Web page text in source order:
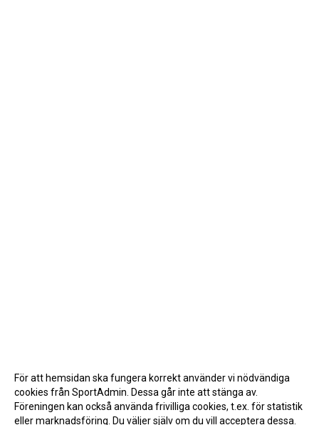
För att hemsidan ska fungera korrekt använder vi nödvändiga
cookies från SportAdmin. Dessa går inte att stänga av.
Föreningen kan också använda frivilliga cookies, t.ex. för statistik
eller marknadsföring. Du väljer själv om du vill acceptera dessa.